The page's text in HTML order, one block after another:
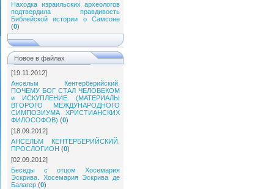
Находка израильских археологов
подтвердила правдивость
Библейской истории о Самсоне
(0)
Новое в файлах
[19.11.2012]
Ансельм Кентерберийский.
ПОЧЕМУ БОГ СТАЛ ЧЕЛОВЕКОМ
и ИСКУПЛЕНИЕ. (МАТЕРИАЛЫ
ВТОРОГО МЕЖДУНАРОДНОГО
СИМПОЗИУМА ХРИСТИАНСКИХ
ФИЛОСОФОВ) (0)
[18.09.2012]
АНСЕЛЬМ КЕНТЕРБЕРИЙСКИЙ.
ПРОСЛОГИОН (0)
[02.09.2012]
Беседы с отцом Хосемария
Эскрива. Хосемария Эскрива де
Балагер (0)